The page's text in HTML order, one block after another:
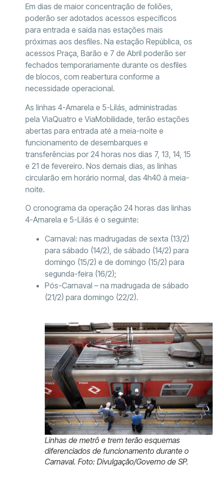
Em dias de maior concentração de foliões,
poderão ser adotados acessos específicos
para entrada e saída nas estações mais
próximas aos desfiles. Na estação República, os
acessos Praça, Barão e 7 de Abril poderão ser
fechados temporariamente durante os desfiles
de blocos, com reabertura conforme a
necessidade operacional.
As linhas 4-Amarela e 5-Lilás, administradas
pela ViaQuatro e ViaMobilidade, terão estações
abertas para entrada até a meia-noite e
funcionamento de desembarques e
transferências por 24 horas nos dias 7, 13, 14, 15
e 21 de fevereiro. Nos demais dias, as linhas
circularão em horário normal, das 4h40 à meia-
noite.
O cronograma da operação 24 horas das linhas
4-Amarela e 5-Lilás é o seguinte:
Carnaval: nas madrugadas de sexta (13/2)
para sábado (14/2), de sábado (14/2) para
domingo (15/2) e de domingo (15/2) para
segunda-feira (16/2);
Pós-Carnaval – na madrugada de sábado
(21/2) para domingo (22/2).
Linhas de metrô e trem terão esquemas
diferenciados de funcionamento durante o
Carnaval. Foto: Divulgação/Governo de SP.